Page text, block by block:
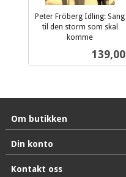
Peter Fröberg Idling: Sang
til den storm som skal
komme
Pris
139,00
Om butikken
Din konto
Kontakt oss